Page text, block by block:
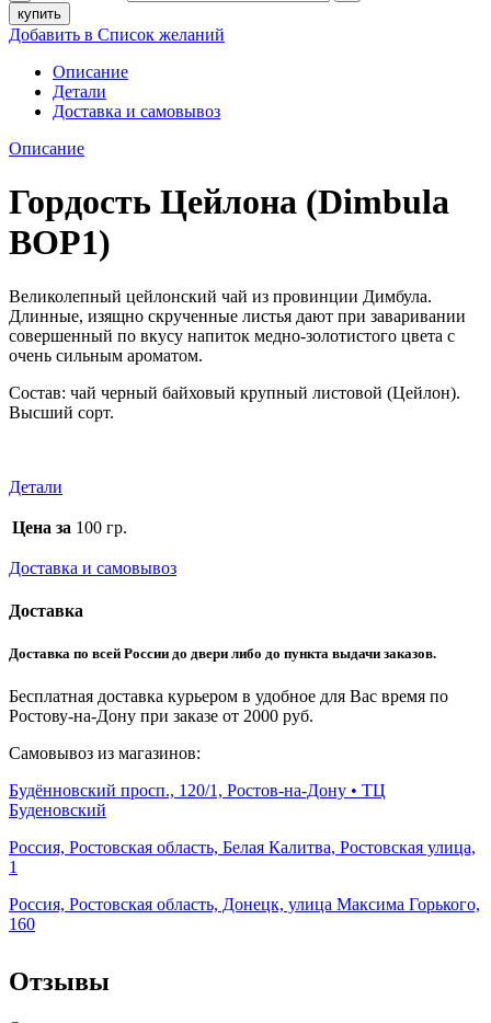
купить
Добавить в Список желаний
Описание
Детали
Доставка и самовывоз
Описание
Гордость Цейлона (Dimbula
BOP1)
Великолепный цейлонский чай из провинции Димбула.
Длинные, изящно скрученные листья дают при заваривании
совершенный по вкусу напиток медно-золотистого цвета с
очень сильным ароматом.
Cостав: чай черный байховый крупный листовой (Цейлон).
Высший сорт.
Детали
Цена за 100 гр.
Доставка и самовывоз
Доставка
Доставка по всей России до двери либо до пункта выдачи заказов.
Бесплатная доставка курьером в удобное для Вас время по
Ростову-на-Дону при заказе от 2000 руб.
Самовывоз из магазинов:
Будённовский просп., 120/1, Ростов-на-Дону • ТЦ
Буденовский
Россия, Ростовская область, Белая Калитва, Ростовская улица,
1
Россия, Ростовская область, Донецк, улица Максима Горького,
160
Отзывы